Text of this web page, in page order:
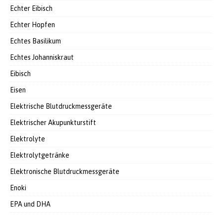
Echter Eibisch
Echter Hopfen
Echtes Basilikum
Echtes Johanniskraut
Eibisch
Eisen
Elektrische Blutdruckmessgeräte
Elektrischer Akupunkturstift
Elektrolyte
Elektrolytgetränke
Elektronische Blutdruckmessgeräte
Enoki
EPA und DHA